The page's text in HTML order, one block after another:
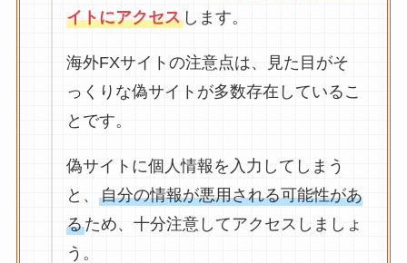
イトにアクセスします。
海外FXサイトの注意点は、見た目がそ
っくりな偽サイトが多数存在しているこ
とです。
偽サイトに個人情報を入力してしまう
と、 自分の情報が悪用される可能性があ
るため、十分注意してアクセスしましょ
う。